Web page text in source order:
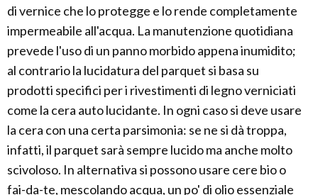
di vernice che lo protegge e lo rende completamente
impermeabile all'acqua. La manutenzione quotidiana
prevede l'uso di un panno morbido appena inumidito;
al contrario la lucidatura del parquet si basa su
prodotti specifici per i rivestimenti di legno verniciati
come la cera auto lucidante. In ogni caso si deve usare
la cera con una certa parsimonia: se ne si dà troppa,
infatti, il parquet sarà sempre lucido ma anche molto
scivoloso. In alternativa si possono usare cere bio o
fai-da-te, mescolando acqua, un po' di olio essenziale